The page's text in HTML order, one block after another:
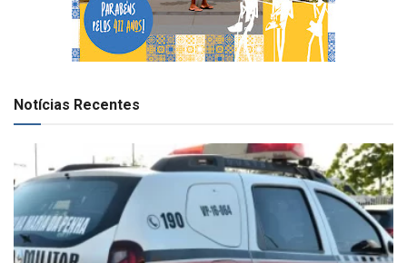
Notícias Recentes